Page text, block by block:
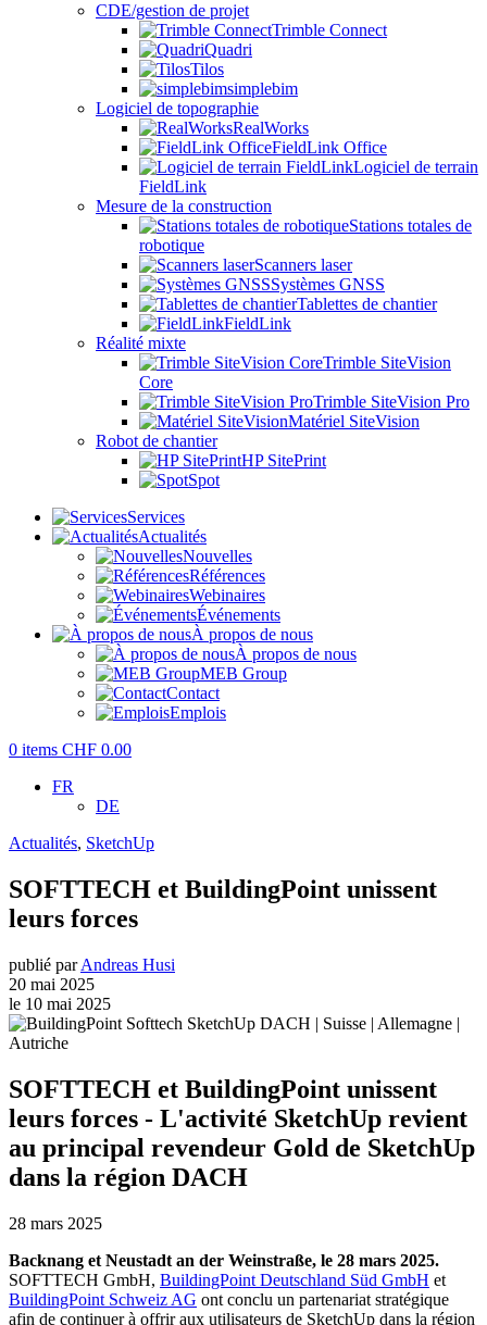
CDE/gestion de projet
Trimble Connect
Quadri
Tilos
simplebim
Logiciel de topographie
RealWorks
FieldLink Office
Logiciel de terrain
FieldLink
Mesure de la construction
Stations totales de
robotique
Scanners laser
Systèmes GNSS
Tablettes de chantier
FieldLink
Réalité mixte
Trimble SiteVision
Core
Trimble SiteVision Pro
Matériel SiteVision
Robot de chantier
HP SitePrint
Spot
Services
Actualités
Nouvelles
Références
Webinaires
Événements
À propos de nous
À propos de nous
MEB Group
Contact
Emplois
0 items CHF 0.00
FR
DE
Actualités, SketchUp
SOFTTECH et BuildingPoint unissent
leurs forces
publié par Andreas Husi
20 mai 2025
le 10 mai 2025
SOFTTECH et BuildingPoint unissent
leurs forces - L'activité SketchUp revient
au principal revendeur Gold de SketchUp
dans la région DACH
28 mars 2025
Backnang et Neustadt an der Weinstraße, le 28 mars 2025.
SOFTTECH GmbH, BuildingPoint Deutschland Süd GmbH et
BuildingPoint Schweiz AG ont conclu un partenariat stratégique
afin de continuer à offrir aux utilisateurs de SketchUp dans la région